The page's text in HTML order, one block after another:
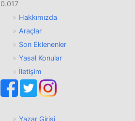
0.017
Hakkımızda
Araçlar
Son Eklenenler
Yasal Konular
İletişim
Yazar Girişi